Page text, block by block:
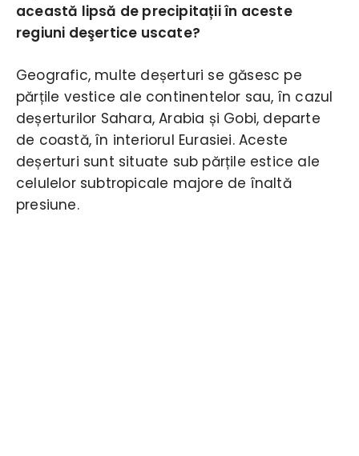
această lipsă de precipitații în aceste
regiuni deşertice uscate?
Geografic, multe deșerturi se găsesc pe
părțile vestice ale continentelor sau, în cazul
deșerturilor Sahara, Arabia și Gobi, departe
de coastă, în interiorul Eurasiei. Aceste
deșerturi sunt situate sub părțile estice ale
celulelor subtropicale majore de înaltă
presiune.